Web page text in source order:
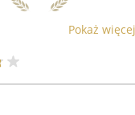
Pokaż